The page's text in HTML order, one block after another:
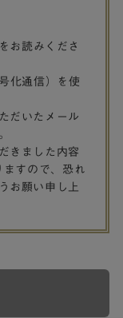
をお読みくださ
化通信）を使
だいたメール
きました内容
すので、恐れ
お願い申し上